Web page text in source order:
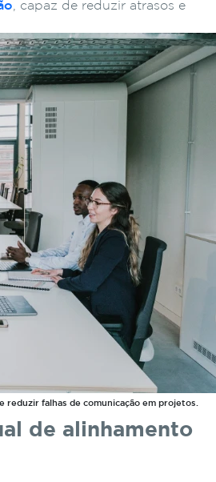
, capaz de reduzir atrasos e
reduzir falhas de comunicação em projetos.
de alinhamento